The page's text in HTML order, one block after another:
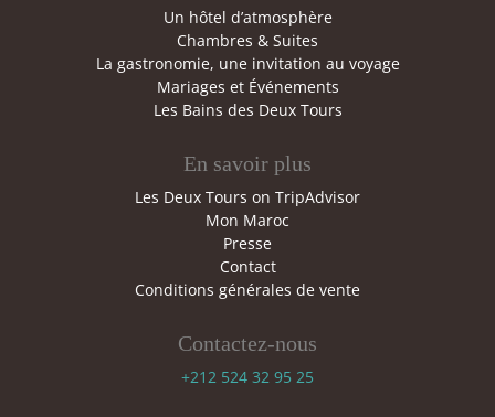
Un hôtel d’atmosphère
Chambres & Suites
La gastronomie, une invitation au voyage
Mariages et Événements
Les Bains des Deux Tours
En savoir plus
Les Deux Tours on TripAdvisor
Mon Maroc
Presse
Contact
Conditions générales de vente
Contactez-nous
+212 524 32 95 25